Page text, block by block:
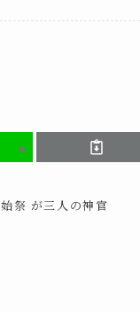
祭 が三人の神官